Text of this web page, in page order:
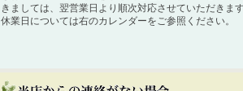
きましては、翌営業日より順次対応させていただきま
休業日については右のカレンダーをご参照ください。